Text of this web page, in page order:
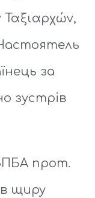
за
зустрів
прот.
щиру